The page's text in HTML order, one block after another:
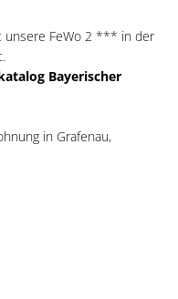
FeWo 2 *** in der
Bayerischer
in Grafenau,